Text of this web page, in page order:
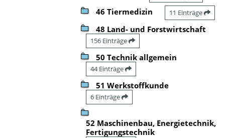
46 Tiermedizin 11 Einträge
48 Land- und Forstwirtschaft
156 Einträge
50 Technik allgemein
44 Einträge
51 Werkstoffkunde
6 Einträge
52 Maschinenbau, Energietechnik,
Fertigungstechnik